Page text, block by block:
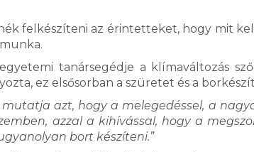
felkészíteni az érintetteket, hogy mit
tanársegédje a klímaváltozás
ez elsősorban a szüretet és a
azt, hogy a melegedéssel, a
azzal a kihívással, hogy a
bort készíteni.”